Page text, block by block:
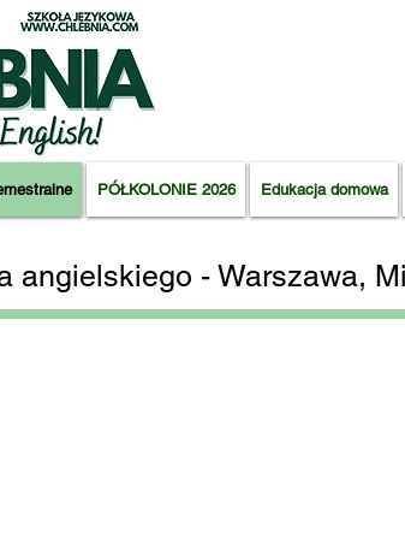
PÓŁKOLONIE 2026 Edukacja domowa
angielskiego - Warszawa,